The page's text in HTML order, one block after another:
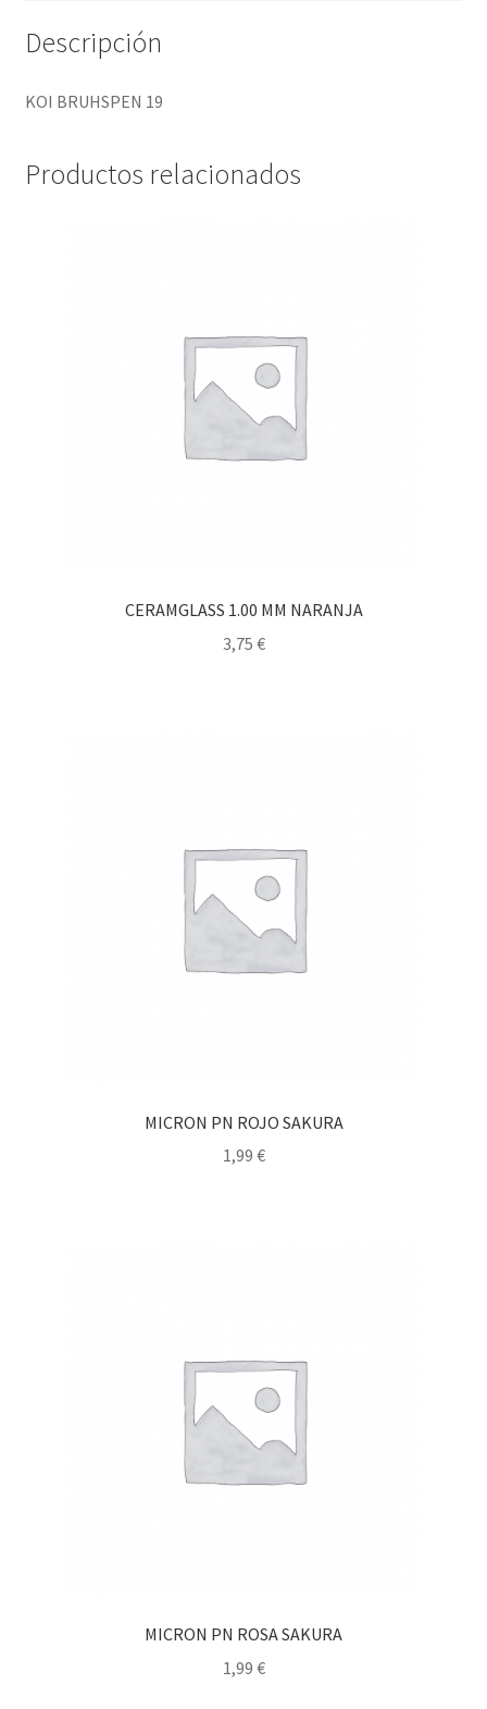
Descripción
KOI BRUHSPEN 19
Productos relacionados
CERAMGLASS 1.00 MM NARANJA
3,75 €
MICRON PN ROJO SAKURA
1,99 €
MICRON PN ROSA SAKURA
1,99 €